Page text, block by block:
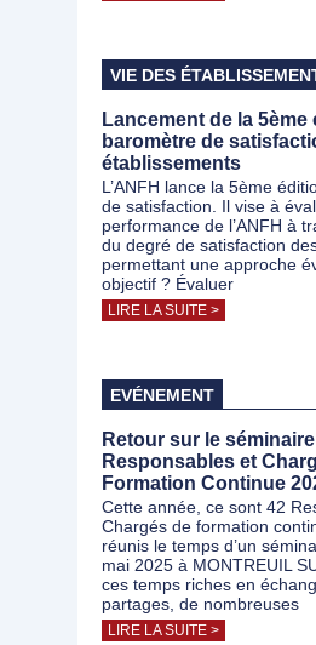
VIE DES
Lancement de la 5ème
baromètre de
établissements
L’ANFH lance la 5ème
de satisfaction. Il vise à
performance de l’ANFH à
du degré de satisfaction
permettant une approche
objectif ? Évaluer
LIRE LA SUITE >
EVÉNEMENT
Retour sur le
Responsables et
Formation Continue
Cette année, ce sont 42
Chargés de formation
réunis le temps d’un
mai 2025 à MONTREUIL
ces temps riches en
partages, de nombreuses
LIRE LA SUITE >